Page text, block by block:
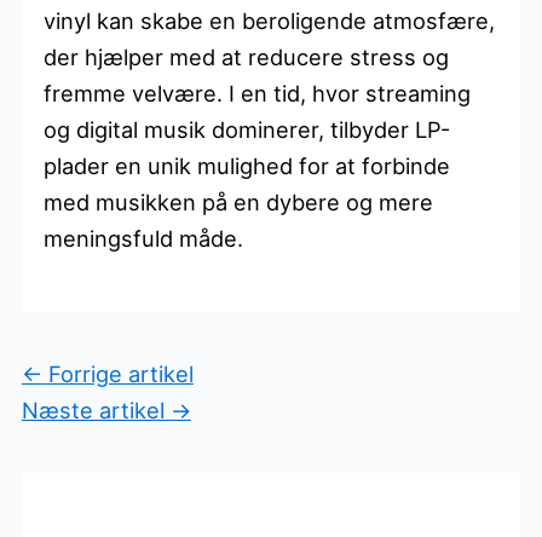
vinyl kan skabe en beroligende atmosfære,
der hjælper med at reducere stress og
fremme velvære. I en tid, hvor streaming
og digital musik dominerer, tilbyder LP-
plader en unik mulighed for at forbinde
med musikken på en dybere og mere
meningsfuld måde.
← Forrige artikel
Næste artikel →